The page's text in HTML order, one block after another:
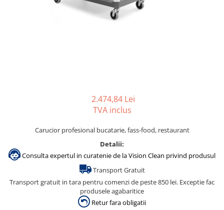
Gama de cosmetice hoteliere
2.474,84 Lei
TVA inclus
Carucior profesional bucatarie, fass-food, restaurant
Detalii:
Consulta expertul in curatenie de la Vision Clean privind produsul
Transport Gratuit
Transport gratuit in tara pentru comenzi de peste 850 lei. Exceptie fac
produsele agabaritice
Retur fara obligatii